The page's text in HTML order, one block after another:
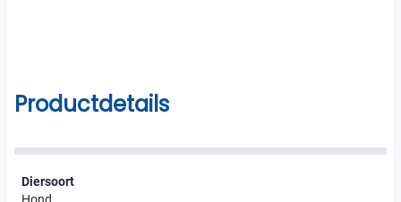
Productdetails
Diersoort